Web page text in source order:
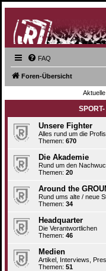
FAQ
Foren-Übersicht
Unsere Fighter
Alles rund um die Profis
Themen: 670
Die Akademie
Rund um den
Themen: 20
Around the
Rund ums alte / neue
Themen: 34
Headquarter
Die Verantwortlichen
Themen: 46
Medien
Artikel, Interviews,
Themen: 51